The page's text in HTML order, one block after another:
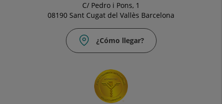
C/ Pedro i Pons, 1
08190 Sant Cugat del Vallès Barcelona
¿Cómo llegar?